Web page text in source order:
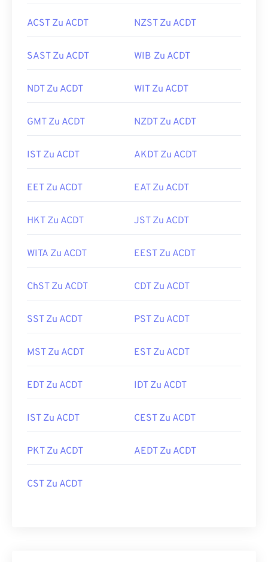
ACST Zu ACDT NZST Zu ACDT
SAST Zu ACDT WIB Zu ACDT
NDT Zu ACDT WIT Zu ACDT
GMT Zu ACDT NZDT Zu ACDT
IST Zu ACDT AKDT Zu ACDT
EET Zu ACDT EAT Zu ACDT
HKT Zu ACDT JST Zu ACDT
WITA Zu ACDT EEST Zu ACDT
ChST Zu ACDT CDT Zu ACDT
SST Zu ACDT PST Zu ACDT
MST Zu ACDT EST Zu ACDT
EDT Zu ACDT IDT Zu ACDT
IST Zu ACDT CEST Zu ACDT
PKT Zu ACDT AEDT Zu ACDT
CST Zu ACDT